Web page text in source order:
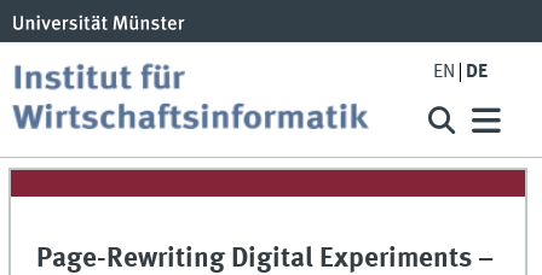
EN DE
Page-Rewriting Digital Experiments –